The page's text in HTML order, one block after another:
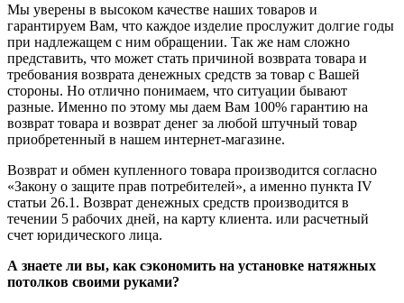
Мы уверены в высоком качестве наших товаров и
гарантируем Вам, что каждое изделие прослужит долгие годы
при надлежащем с ним обращении. Так же нам сложно
представить, что может стать причиной возврата товара и
требования возврата денежных средств за товар с Вашей
стороны. Но отлично понимаем, что ситуации бывают
разные. Именно по этому мы даем Вам 100% гарантию на
возврат товара и возврат денег за любой штучный товар
приобретенный в нашем интернет-магазине.
Возврат и обмен купленного товара производится согласно
«Закону о защите прав потребителей», а именно пункта IV
статьи 26.1. Возврат денежных средств производится в
течении 5 рабочих дней, на карту клиента. или расчетный
счет юридического лица.
А знаете ли вы, как сэкономить на установке натяжных
потолков своими руками?